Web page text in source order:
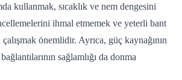
kullanmak, sıcaklık ve nem dengesini
ihmal etmemek ve yeterli bant
önemlidir. Ayrıca, güç kaynağının
sağlamlığı da donma